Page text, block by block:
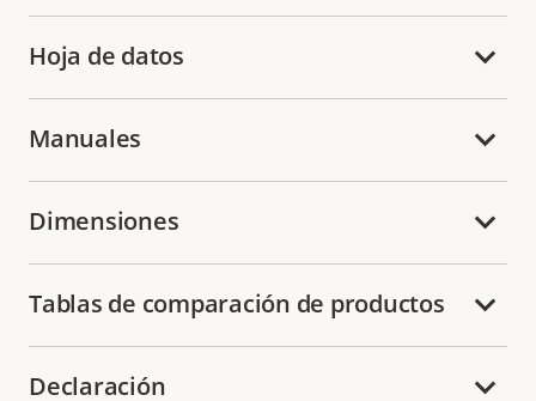
Hoja de datos
Manuales
Dimensiones
Tablas de comparación de productos
Declaración